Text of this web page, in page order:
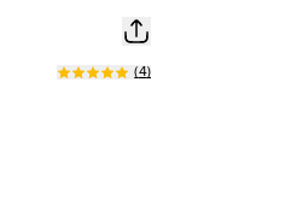
(4)